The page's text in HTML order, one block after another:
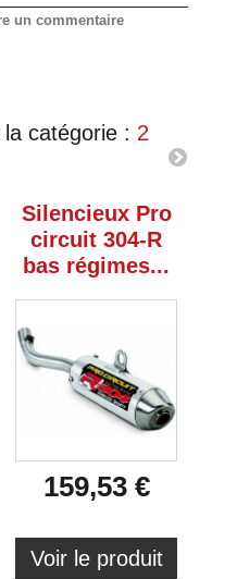
un commentaire
catégorie : 2
Silencieux Pro
circuit 304-R
bas régimes...
159,53 €
Voir le produit